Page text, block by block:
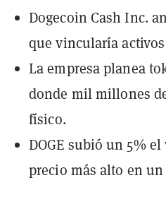
Dogecoin Cash Inc.
que vincularía
La empresa planea
donde mil millones
físico.
DOGE subió un 5%
precio más alto en